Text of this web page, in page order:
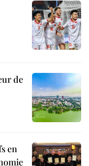
de
en